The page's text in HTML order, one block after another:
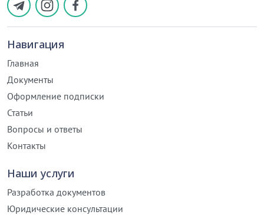
Навигация
Главная
Документы
Оформление подписки
Статьи
Вопросы и ответы
Контакты
Наши услуги
Разработка документов
Юридические консультации